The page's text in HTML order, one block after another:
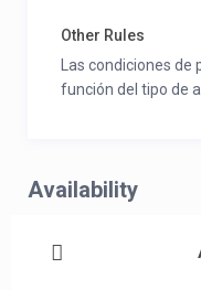
Other Rules
Las condiciones
función del tipo de
Availability